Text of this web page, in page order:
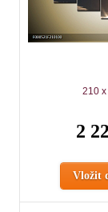
210
2
Vložit